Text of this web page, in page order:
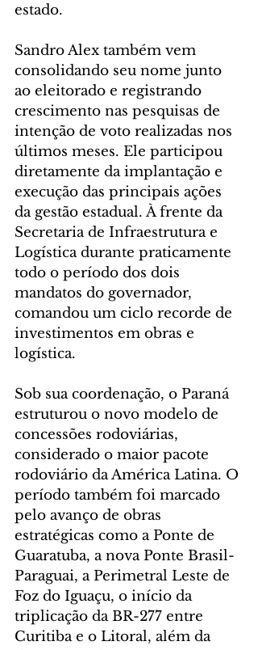
estado.
Sandro Alex também vem
consolidando seu nome junto
ao eleitorado e registrando
crescimento nas pesquisas de
intenção de voto realizadas nos
últimos meses. Ele participou
diretamente da implantação e
execução das principais ações
da gestão estadual. À frente da
Secretaria de Infraestrutura e
Logística durante praticamente
todo o período dos dois
mandatos do governador,
comandou um ciclo recorde de
investimentos em obras e
logística.
Sob sua coordenação, o Paraná
estruturou o novo modelo de
concessões rodoviárias,
considerado o maior pacote
rodoviário da América Latina. O
período também foi marcado
pelo avanço de obras
estratégicas como a Ponte de
Guaratuba, a nova Ponte Brasil-
Paraguai, a Perimetral Leste de
Foz do Iguaçu, o início da
triplicação da BR-277 entre
Curitiba e o Litoral, além da